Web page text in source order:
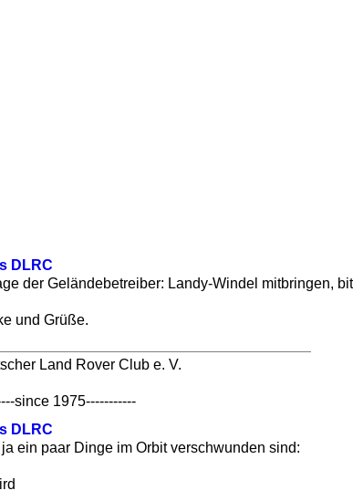
DLRC
der Geländebetreiber: Landy-Windel mitbringen,
und Grüße.
Land Rover Club e. V.
since 1975-----------
DLRC
ein paar Dinge im Orbit verschwunden sind: